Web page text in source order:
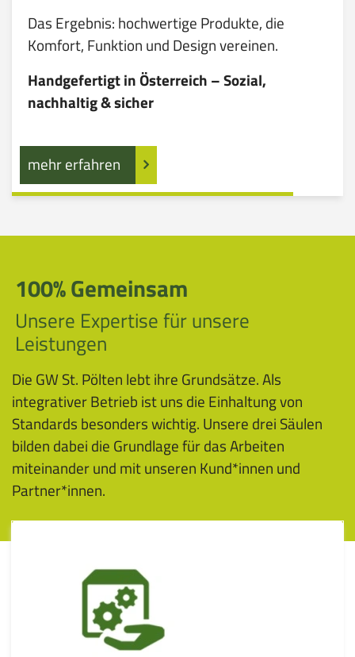
Das Ergebnis: hochwertige Produkte, die
Komfort, Funktion und Design vereinen.
Handgefertigt in Österreich – Sozial,
nachhaltig & sicher
mehr erfahren
100% Gemeinsam
Unsere Expertise für unsere
Leistungen
Die GW St. Pölten lebt ihre Grundsätze. Als
integrativer Betrieb ist uns die Einhaltung von
Standards besonders wichtig. Unsere drei Säulen
bilden dabei die Grundlage für das Arbeiten
miteinander und mit unseren Kund*innen und
Partner*innen.